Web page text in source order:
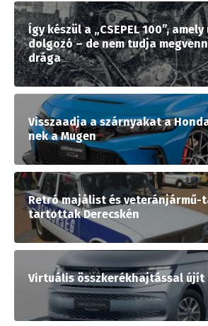
Így készül a „CSEPEL 100”,
dolgozó – de nem tudja
drága
Visszaadja a szárnyakat a
nek a Mugen
Retró majálist és
tartottak Derecskén
Virtuális összkerékhajtással újít